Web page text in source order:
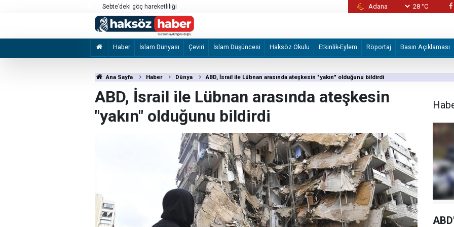
Sebte’deki göç hareketliliği
Alman STK'den Volkswagen fabrikasının
28 °C
Haber İslam Dünyası Çeviri İslam Düşüncesi Haksöz Okulu Etkinlik-Eylem Röportaj Basın Açıklaması
Ana Sayfa Haber Dünya ABD, İsrail ile Lübnan arasında ateşkesin "yakın" olduğunu bildirdi
ABD, İsrail ile Lübnan arasında ateşkesin
"yakın" olduğunu bildirdi